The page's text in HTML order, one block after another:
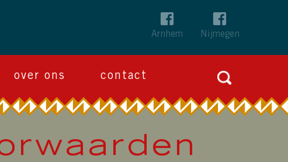
over ons contact
Zoeken
naar:
Nijmegen
Arnhem